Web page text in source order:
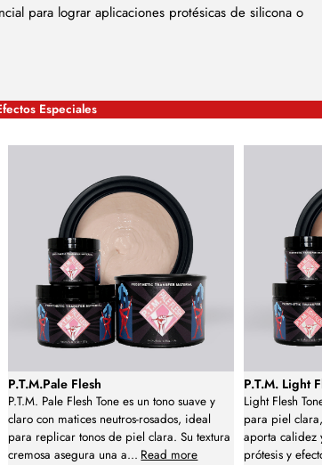
para lograr aplicaciones protésicas de silicona o
Especiales
P.T.M.Pale Flesh
P.T.M. Pale Flesh Tone es un tono suave y
claro con matices neutros-rosados, ideal
para replicar tonos de piel clara. Su textura
cremosa asegura una a... Read more
P.T.M. Light
Light Flesh
para piel
aporta calidez
prótesis y